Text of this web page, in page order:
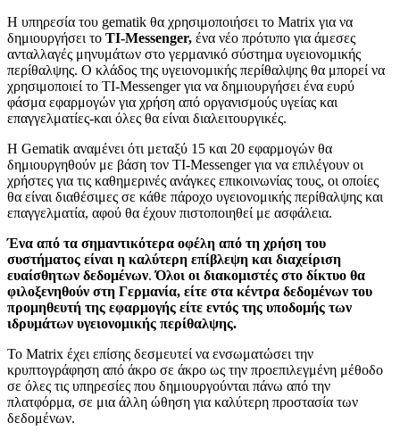
Η υπηρεσία του gematik θα χρησιμοποιήσει το Matrix για να
δημιουργήσει το TI-Messenger, ένα νέο πρότυπο για άμεσες
ανταλλαγές μηνυμάτων στο γερμανικό σύστημα υγειονομικής
περίθαλψης. Ο κλάδος της υγειονομικής περίθαλψης θα μπορεί να
χρησιμοποιεί το TI-Messenger για να δημιουργήσει ένα ευρύ
φάσμα εφαρμογών για χρήση από οργανισμούς υγείας και
επαγγελματίες-και όλες θα είναι διαλειτουργικές.
Η Gematik αναμένει ότι μεταξύ 15 και 20 εφαρμογών θα
δημιουργηθούν με βάση τον TI-Messenger για να επιλέγουν οι
χρήστες για τις καθημερινές ανάγκες επικοινωνίας τους, οι οποίες
θα είναι διαθέσιμες σε κάθε πάροχο υγειονομικής περίθαλψης και
επαγγελματία, αφού θα έχουν πιστοποιηθεί με ασφάλεια.
Ένα από τα σημαντικότερα οφέλη από τη χρήση του
συστήματος είναι η καλύτερη επίβλεψη και διαχείριση
ευαίσθητων δεδομένων.Όλοι οι διακομιστές στο δίκτυο θα
φιλοξενηθούν στη Γερμανία, είτε στα κέντρα δεδομένων του
προμηθευτή της εφαρμογής είτε εντός της υποδομής των
ιδρυμάτων υγειονομικής περίθαλψης.
Το Matrix έχει επίσης δεσμευτεί να ενσωματώσει την
κρυπτογράφηση από άκρο σε άκρο ως την προεπιλεγμένη μέθοδο
σε όλες τις υπηρεσίες που δημιουργούνται πάνω από την
πλατφόρμα, σε μια άλλη ώθηση για καλύτερη προστασία των
δεδομένων.